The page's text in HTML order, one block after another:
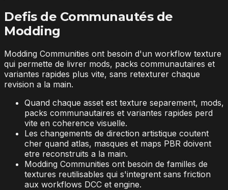
Defis de Communautés de
Modding
Modding Communities ont besoin d'un workflow texture
qui permette de livrer mods, packs communautaires et
variantes rapides plus vite, sans retexturer chaque
revision a la main.
Quand chaque asset est texture separement, mods,
packs communautaires et variantes rapides perd
vite en coherence visuelle.
Les changements de direction artistique coutent
cher quand atlas, masques et maps PBR doivent
etre reconstruits a la main.
Modding Communities ont besoin de familles de
textures reutilisables qui s'integrent sans friction
aux workflows DCC et engine.